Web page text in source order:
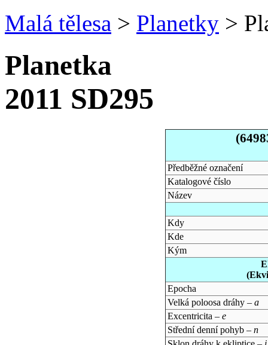
Malá tělesa > Planetky >
Planetka
2011 SD295
Předběžné označení
Katalogové číslo
Název
Kdy
Kde
Kým
Epocha
Velká poloosa dráhy – a
Excentricita – e
Střední denní pohyb – n